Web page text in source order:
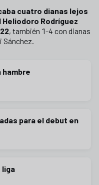
cuatro dianas lejos
Rodríguez
, también 1-4 con dianas
Sánchez.
hambre
para el debut en
liga